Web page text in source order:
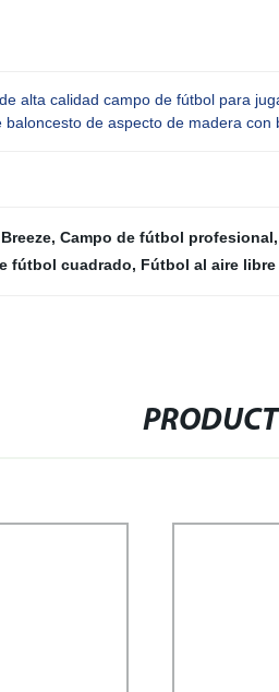
alta calidad campo de fútbol para
baloncesto de aspecto de madera
, Campo de fútbol profesional
fútbol cuadrado, Fútbol al aire libre